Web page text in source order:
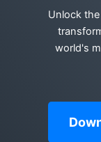
Unlock
world's